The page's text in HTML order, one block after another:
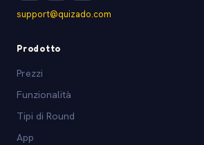
support@quizado.com
Prodotto
Prezzi
Funzionalità
Tipi di Round
App